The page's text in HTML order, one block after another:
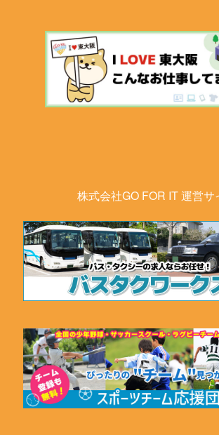
株式会社GO FOR IT 運営サ